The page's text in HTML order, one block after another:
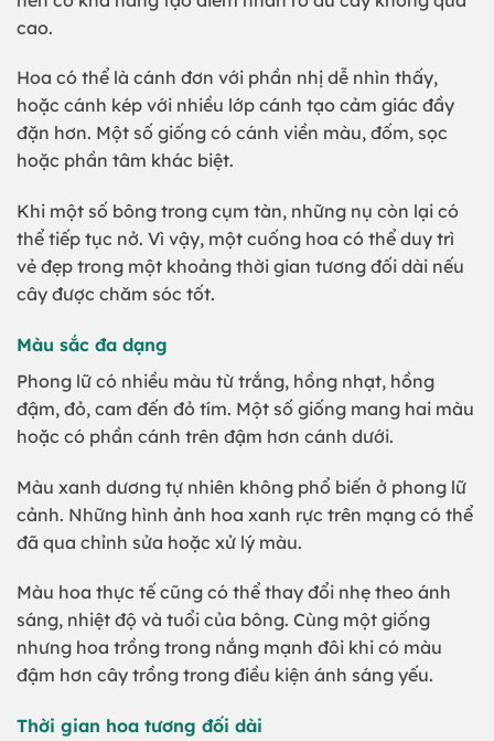
cao.
Hoa có thể là cánh đơn với phần nhị dễ nhìn thấy,
hoặc cánh kép với nhiều lớp cánh tạo cảm giác đầy
đặn hơn. Một số giống có cánh viền màu, đốm, sọc
hoặc phần tâm khác biệt.
Khi một số bông trong cụm tàn, những nụ còn lại có
thể tiếp tục nở. Vì vậy, một cuống hoa có thể duy trì
vẻ đẹp trong một khoảng thời gian tương đối dài nếu
cây được chăm sóc tốt.
Màu sắc đa dạng
Phong lữ có nhiều màu từ trắng, hồng nhạt, hồng
đậm, đỏ, cam đến đỏ tím. Một số giống mang hai màu
hoặc có phần cánh trên đậm hơn cánh dưới.
Màu xanh dương tự nhiên không phổ biến ở phong lữ
cảnh. Những hình ảnh hoa xanh rực trên mạng có thể
đã qua chỉnh sửa hoặc xử lý màu.
Màu hoa thực tế cũng có thể thay đổi nhẹ theo ánh
sáng, nhiệt độ và tuổi của bông. Cùng một giống
nhưng hoa trồng trong nắng mạnh đôi khi có màu
đậm hơn cây trồng trong điều kiện ánh sáng yếu.
Thời gian hoa tương đối dài